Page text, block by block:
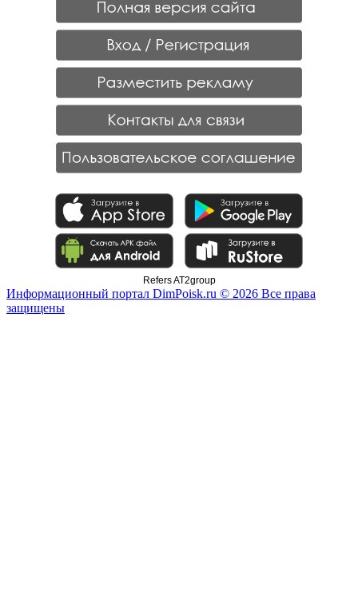
Refers AT2group
Информационный портал DimPoisk.ru © 2026 Все права
защищены